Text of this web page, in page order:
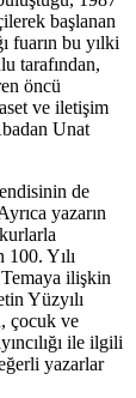
başlanan
fuarın bu yılki
tarafından,
öncü
ve iletişim
Unat
de
yazarın
Yılı
ilişkin
Yüzyılı
çocuk ve
ile ilgili
yazarlar